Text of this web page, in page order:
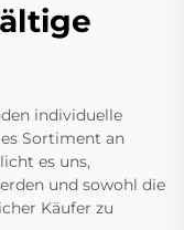
individuelle
Sortiment an
es uns,
und sowohl die
Käufer zu